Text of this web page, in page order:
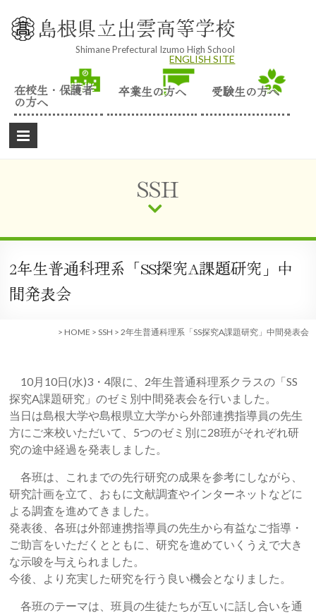
content 島根県立出雲高等学校
Shimane Prefectural Izumo High School
ENGLISH SITE
在校生・保護者
の方へ
卒業生の方へ 受験生の方へ
SSH
2年生普通科理系「SS探究A課題研究」中
間発表会
> HOME > SSH > 2年生普通科理系「SS探究A課題研究」中間発表会
10月10日(水)3・4限に、2年生普通科理系クラスの「SS
探究A課題研究」のゼミ別中間発表会を行いました。
当日は島根大学や島根県立大学から外部連携指導員の先生
方にご来校いただいて、5つのゼミ別に28班がそれぞれ研
究の途中経過を発表しました。
各班は、これまでの先行研究の成果を参考にしながら、
研究計画を立て、おもに文献調査やインターネットなどに
よる調査を進めてきました。
発表後、各班は外部連携指導員の先生から有益なご指導・
ご助言をいただくとともに、研究を進めていくうえで大き
な示唆を与えられました。
今後、より充実した研究を行う良い機会となりました。
各班のテーマは、班員の生徒たちが互いに話し合いを通